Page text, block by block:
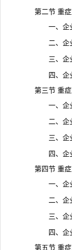
第二节 重症
一、企业
二、企业
三、企业
四、企业
第三节 重症
一、企业
二、企业
三、企业
四、企业
第四节 重症
一、企业
二、企业
三、企业
四、企业
第五节 重症